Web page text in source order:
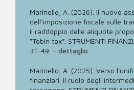
Marinello, A. (2026). Il nuovo
dell’imposizione fiscale sulle
il raddoppio delle aliquote
“Tobin tax”. STRUMENTI
31-49. - dettaglio
Marinello, A. (2025). Verso
finanziari. Il ruolo degli